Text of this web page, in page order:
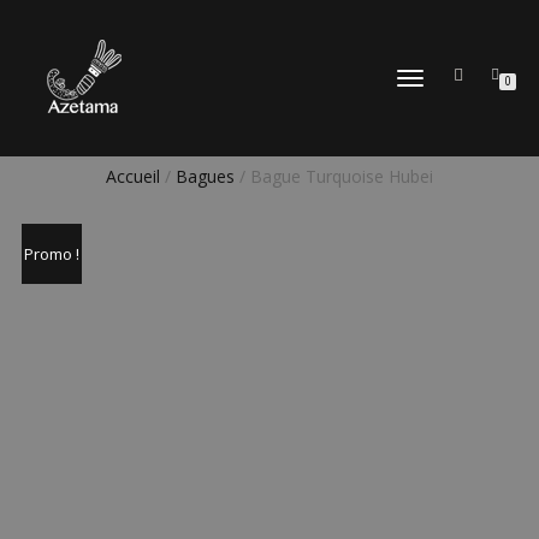
DÉPLIER
0
Accueil / Bagues / Bague Turquoise Hubei
Promo !